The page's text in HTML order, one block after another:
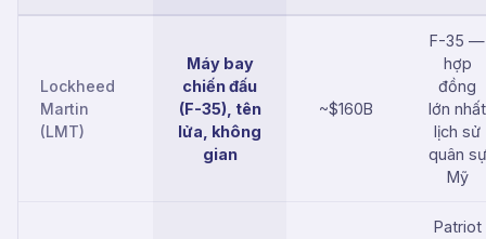
Lockheed
Martin
(LMT)
Máy bay
chiến đấu
(F-35), tên
lửa, không
gian
~$160B
F-35 —
hợp
đồng
lớn nhất
lịch sử
quân sự
Mỹ
Patriot